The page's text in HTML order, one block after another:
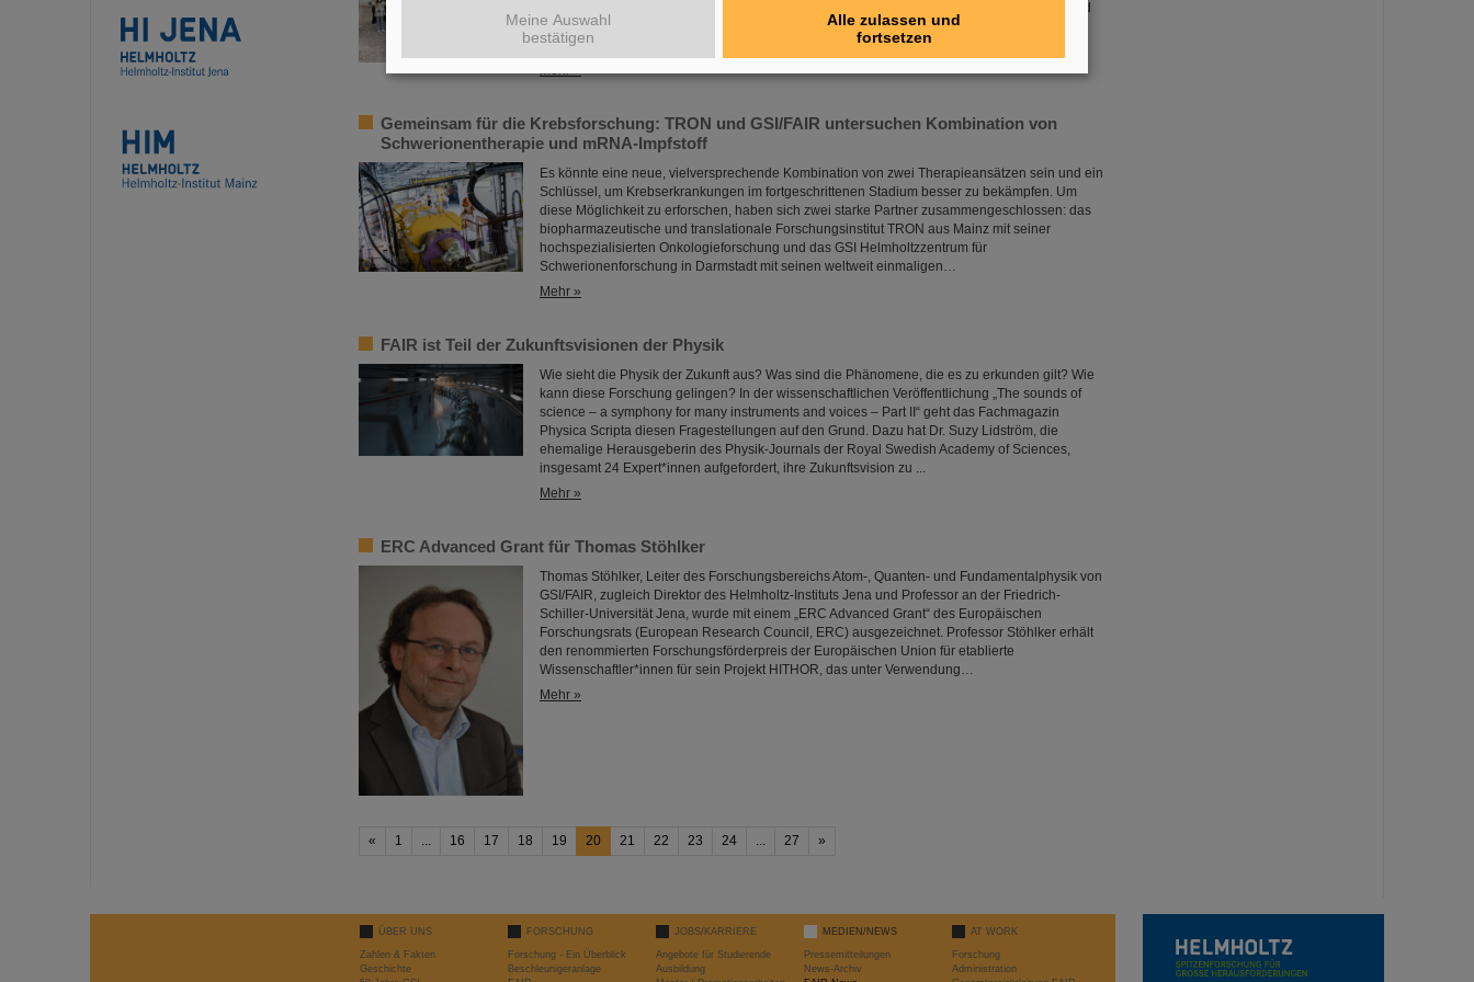
die Forschung und die Infrastruktur sowie insbesondere über das Berufsangebot bei GSI und
FAIR. Die Mädchen nutzten den Girls’Day, um einen Einblick in die vielfältigen Tätigkeiten in
einer internationalen Forschungseinrichtung…
Mehr »
Gemeinsam für die Krebsforschung: TRON und GSI/FAIR untersuchen Kombination von
Schwerionentherapie und mRNA-Impfstoff
Es könnte eine neue, vielversprechende Kombination von zwei Therapieansätzen sein und ein
Schlüssel, um Krebserkrankungen im fortgeschrittenen Stadium besser zu bekämpfen. Um
diese Möglichkeit zu erforschen, haben sich zwei starke Partner zusammengeschlossen: das
biopharmazeutische und translationale Forschungsinstitut TRON aus Mainz mit seiner
hochspezialisierten Onkologieforschung und das GSI Helmholtzzentrum für
Schwerionenforschung in Darmstadt mit seinen weltweit einmaligen…
Mehr »
FAIR ist Teil der Zukunftsvisionen der Physik
Wie sieht die Physik der Zukunft aus? Was sind die Phänomene, die es zu erkunden gilt? Wie
kann diese Forschung gelingen? In der wissenschaftlichen Veröffentlichung „The sounds of
science – a symphony for many instruments and voices – Part II“ geht das Fachmagazin
Physica Scripta diesen Fragestellungen auf den Grund. Dazu hat Dr. Suzy Lidström, die
ehemalige Herausgeberin des Physik-Journals der Royal Swedish Academy of Sciences,
insgesamt 24 Expert*innen aufgefordert, ihre Zukunftsvision zu ...
Mehr »
ERC Advanced Grant für Thomas Stöhlker
Thomas Stöhlker, Leiter des Forschungsbereichs Atom-, Quanten- und Fundamentalphysik von
GSI/FAIR, zugleich Direktor des Helmholtz-Instituts Jena und Professor an der Friedrich-
Schiller-Universität Jena, wurde mit einem „ERC Advanced Grant“ des Europäischen
Forschungsrats (European Research Council, ERC) ausgezeichnet. Professor Stöhlker erhält
den renommierten Forschungsförderpreis der Europäischen Union für etablierte
Wissenschaftler*innen für sein Projekt HITHOR, das unter Verwendung…
Mehr »
« 1 ... 16 17 18 19 20 21 22 23 24 ... 27 »
ÜBER UNS
Zahlen & Fakten
Geschichte
FORSCHUNG
Forschung - Ein Überblick
Beschleunigeranlage
JOBS/KARRIERE
Angebote für Studierende
Ausbildung
MEDIEN/NEWS
Pressemitteilungen
News-Archiv
AT WORK
Forschung
Administration
Meine Auswahl
bestätigen
Alle zulassen und
fortsetzen